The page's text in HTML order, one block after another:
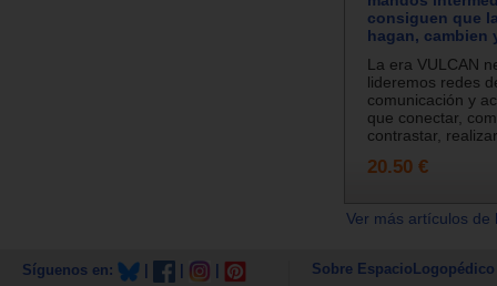
consiguen que
hagan, cambien
La era VULCAN
lideremos redes
comunicación y
que conectar,
contrastar,
20.50 €
Ver más artículos
Síguenos en: Sobre EspacioLogopédico